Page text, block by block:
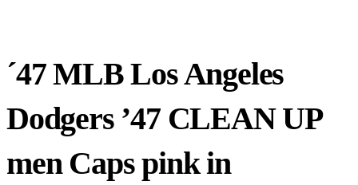
´47 MLB Los Angeles
Dodgers ’47 CLEAN UP
men Caps pink in